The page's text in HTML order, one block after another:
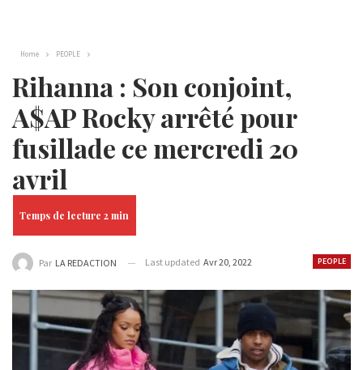
Home PEOPLE
Rihanna : Son conjoint,
A$AP Rocky arrêté pour
fusillade ce mercredi 20
avril
PEOPLE
Par LA REDACTION Last updated Avr 20, 2022